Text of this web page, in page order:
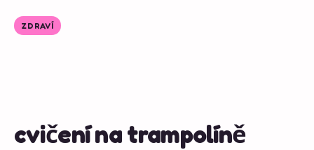
ZDRAVÍ
cvičení na trampolíně